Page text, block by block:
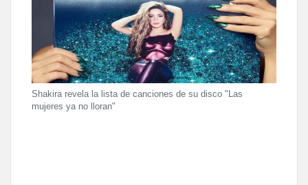
Shakira revela la lista de canciones de su disco "Las
mujeres ya no lloran"